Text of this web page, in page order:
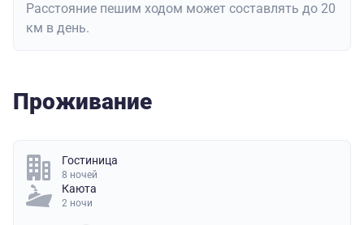
Расстояние пешим ходом может составлять до 20
км в день.
Проживание
Гостиница
8 ночей
Каюта
2 ночи